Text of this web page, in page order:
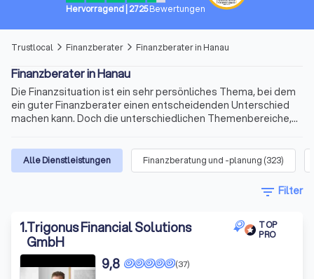
Hervorragend 2725Bewertungen
Trustlocal arrow_forward_ios Finanzberater arrow_forward_ios Finanzberater in Hanau
Finanzberater in Hanau
Die Finanzsituation ist ein sehr persönliches Thema, bei dem
ein guter Finanzberater einen entscheidenden Unterschied
machen kann. Doch die unterschiedlichen Themenbereiche,
nach dem richtigen Berater schnell kompliziert. Wir bieten
Ihnen für Ihre Finanzen Experten für Versicherungen,
Immobilienfinanzierungen, Geldanlagen, Altersvorsorge und
vieles mehr. Finden Sie jetzt mit Trustlocal den besten
Alle Dienstleistungen Finanzberatung und -planung (323)
filter_list Filter
1.Trigonus Financial Solutions
GmbH
TOP
PRO
(37)
9,8